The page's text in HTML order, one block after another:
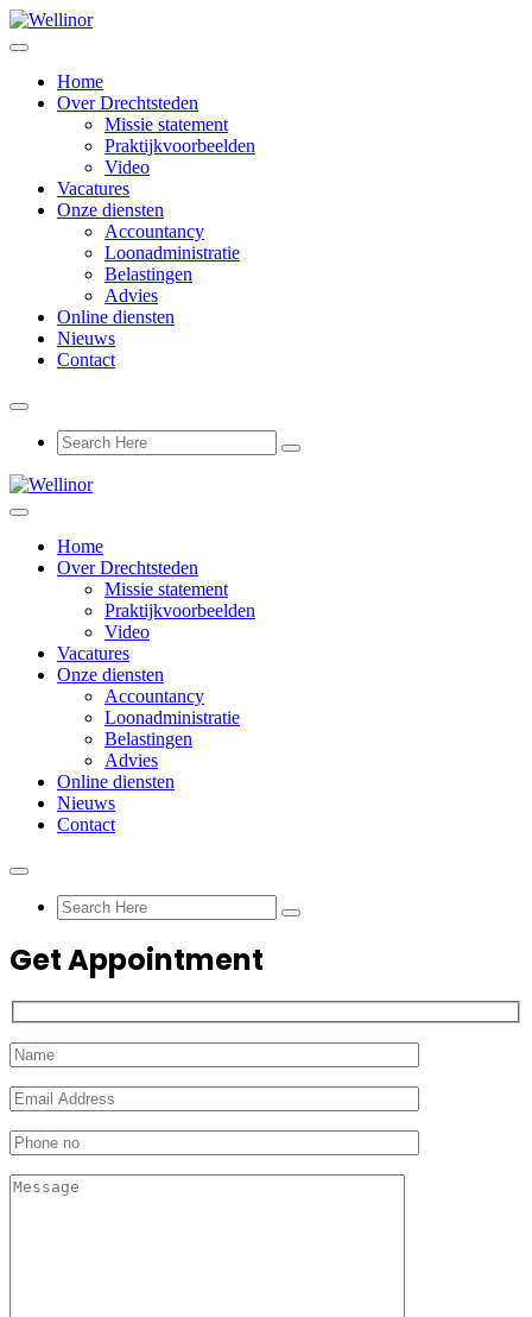
Home
Over Drechtsteden
Missie statement
Praktijkvoorbeelden
Video
Vacatures
Onze diensten
Accountancy
Loonadministratie
Belastingen
Advies
Online diensten
Nieuws
Contact
Home
Over Drechtsteden
Missie statement
Praktijkvoorbeelden
Video
Vacatures
Onze diensten
Accountancy
Loonadministratie
Belastingen
Advies
Online diensten
Nieuws
Contact
Get Appointment